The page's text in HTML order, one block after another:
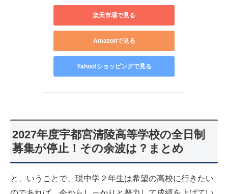
楽天市場で見る
Amazonで見る
Yahoo!ショッピングで見る
2027年度宇都宮清陵高等学校の全日制
募集が停止！その余波は？まとめ
と、いうことで、現中学２年生は希望の高校に行きたい